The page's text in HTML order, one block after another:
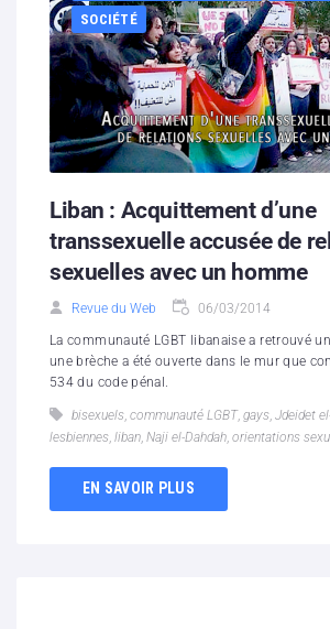
SOCIÉTÉ
Liban : Acquittement d’une
transsexuelle accusée de
sexuelles avec un homme
Revue du Web 06/03/2014
La communauté LGBT libanaise a retrouvé
une brèche a été ouverte dans le mur que
534 du code pénal.
bisexuels communauté LGBT, gays Jdeidet
lesbiennes liban Naji el-Dahdah orientations
EN SAVOIR PLUS